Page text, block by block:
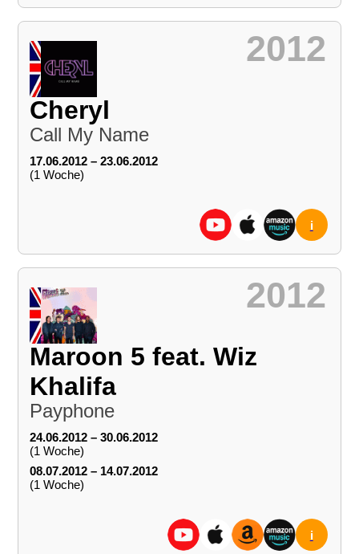
2012
Cheryl
Call My Name
17.06.2012 – 23.06.2012
(1 Woche)
i
2012
Maroon 5 feat. Wiz
Khalifa
Payphone
24.06.2012 – 30.06.2012
(1 Woche)
08.07.2012 – 14.07.2012
(1 Woche)
i